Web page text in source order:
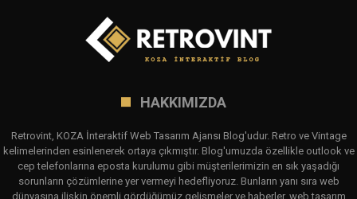
HAKKIMIZDA
Retrovint, KOZA İnteraktif Web Tasarım Ajansı Blog'udur. Retro ve Vintage
kelimelerinden esinlenerek ortaya çıkmıştır. Blog'umuzda özellikle outlook ve
cep telefonlarına eposta kurulumu gibi müşterilerimizin en sık yaşadığı
sorunların çözümlerine yer vermeyi hedefliyoruz. Bunların yanı sıra web
dünyasına ilişkin önemli gördüğümüz gelişmeler ve haberler, web tasarım